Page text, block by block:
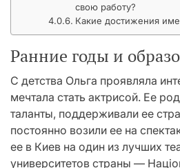
свою работу?
Какие достижения
Ранние годы и
С детства Ольга проявляла
мечтала стать актрисой. Ее
таланты, поддерживали ее
постоянно возили ее на
ее в Киев на один из лучших
университетов страны —